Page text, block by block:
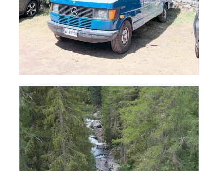
campinghobo
Lug 14